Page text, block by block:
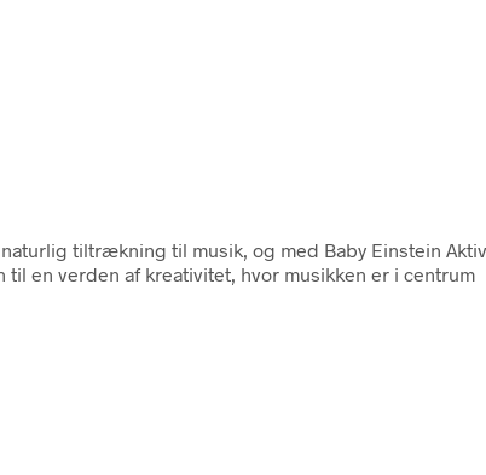
naturlig tiltrækning til musik, og med Baby Einstein
en verden af kreativitet, hvor musikken er i centrum